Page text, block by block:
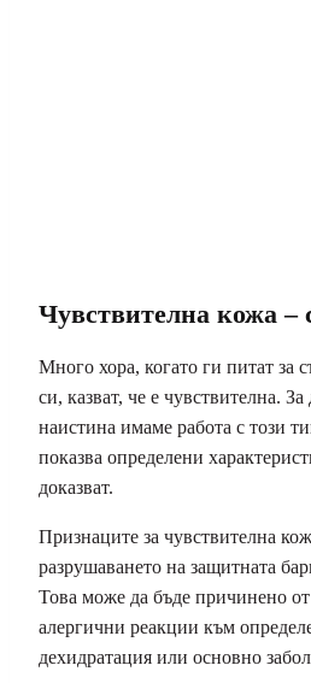
Чувствителна кожа –
Много хора, когато ги питат за
си, казват, че е чувствителна.
наистина имаме работа с този
показва определени
доказват.
Признаците за чувствителна
разрушаването на защитната
Това може да бъде причинено от
алергични реакции към
дехидратация или основно